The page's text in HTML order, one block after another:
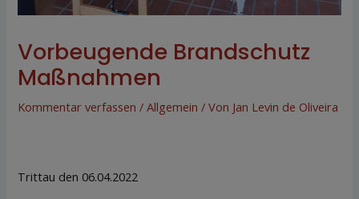
Vorbeugende Brandschutz
Maßnahmen
Kommentar verfassen /Allgemein / Von Jan Levin de Oliveira
Trittau den 06.04.2022